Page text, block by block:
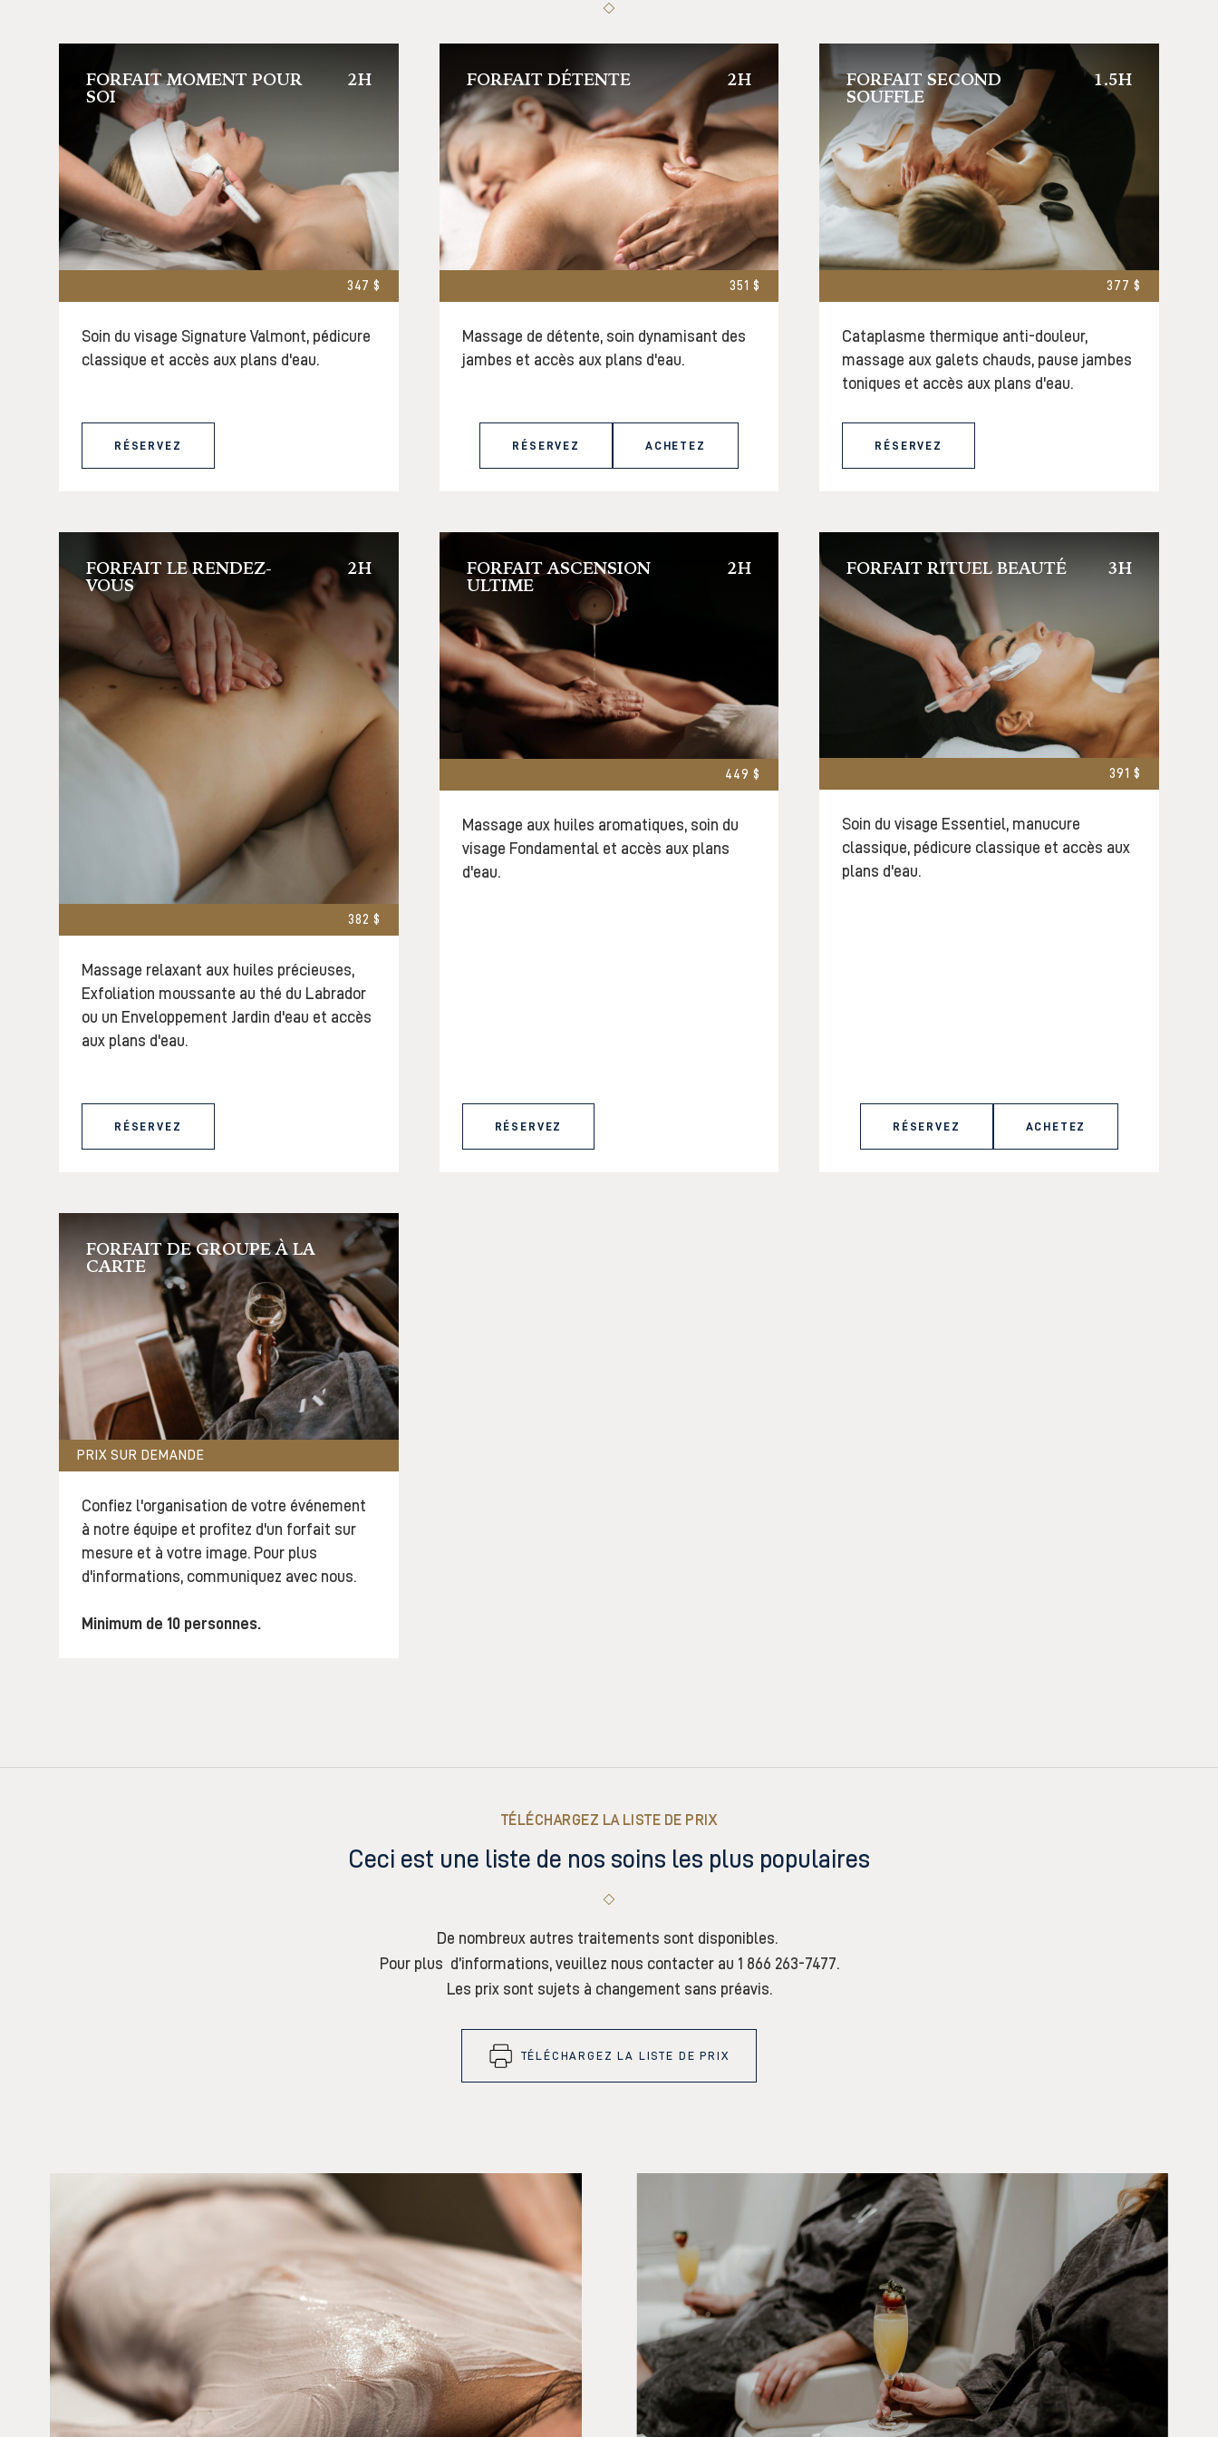
FORFAIT MOMENT POUR
SOI
2H
347 $
Soin du visage Signature Valmont, pédicure
classique et accès aux plans d'eau.
RÉSERVEZ
FORFAIT DÉTENTE 2H
351 $
Massage de détente, soin dynamisant des
jambes et accès aux plans d'eau.
RÉSERVEZ ACHETEZ
FORFAIT SECOND
SOUFFLE
1.5H
377 $
Cataplasme thermique anti-douleur,
massage aux galets chauds, pause jambes
toniques et accès aux plans d'eau.
RÉSERVEZ
FORFAIT LE RENDEZ-
VOUS
2H
382 $
Massage relaxant aux huiles précieuses,
Exfoliation moussante au thé du Labrador
ou un Enveloppement Jardin d'eau et accès
aux plans d'eau.
RÉSERVEZ
FORFAIT ASCENSION
ULTIME
2H
449 $
Massage aux huiles aromatiques, soin du
visage Fondamental et accès aux plans
d'eau.
RÉSERVEZ
FORFAIT RITUEL BEAUTÉ 3H
391 $
Soin du visage Essentiel, manucure
classique, pédicure classique et accès aux
plans d'eau.
RÉSERVEZ ACHETEZ
FORFAIT DE GROUPE À LA
CARTE
PRIX SUR DEMANDE
Confiez l'organisation de votre événement
à notre équipe et profitez d'un forfait sur
mesure et à votre image. Pour plus
d'informations, communiquez avec nous.
Minimum de 10 personnes.
TÉLÉCHARGEZ LA LISTE DE PRIX
Ceci est une liste de nos soins les plus populaires
De nombreux autres traitements sont disponibles.
Pour plus d’informations, veuillez nous contacter au 1 866 263-7477.
Les prix sont sujets à changement sans préavis.
TÉLÉCHARGEZ LA LISTE DE PRIX